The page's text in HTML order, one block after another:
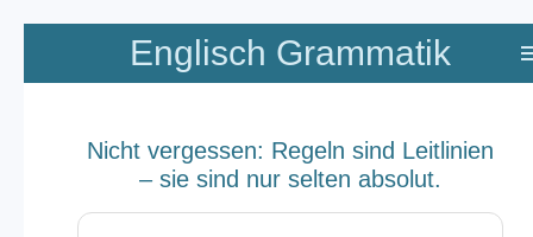
Zum
springen
Englisch Grammatik
Nicht vergessen: Regeln sind Leitlinien
– sie sind nur selten absolut.